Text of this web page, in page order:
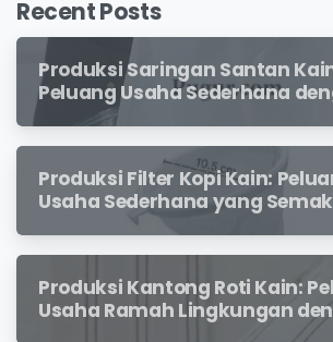
Recent Posts
Produksi Saringan Santan
Peluang Usaha Sederhana
Permintaan yang Terus
Produksi Filter Kopi Kain:
Usaha Sederhana yang
Diminati Pecinta Kopi
Produksi Kantong Roti Kain:
Usaha Ramah Lingkungan